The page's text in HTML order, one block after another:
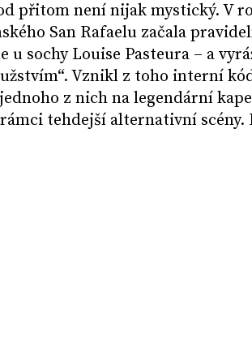
přitom není nijak mystický. V
San Rafaelu začala
u sochy Louise Pasteura – a
Vznikl z toho interní
z nich na legendární
tehdejší alternativní scény.